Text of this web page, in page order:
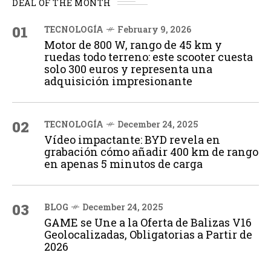
DEAL OF THE MONTH
01 TECNOLOGÍA February 9, 2026
Motor de 800 W, rango de 45 km y
ruedas todo terreno: este scooter cuesta
solo 300 euros y representa una
adquisición impresionante
02 TECNOLOGÍA December 24, 2025
Vídeo impactante: BYD revela en
grabación cómo añadir 400 km de rango
en apenas 5 minutos de carga
03 BLOG December 24, 2025
GAME se Une a la Oferta de Balizas V16
Geolocalizadas, Obligatorias a Partir de
2026